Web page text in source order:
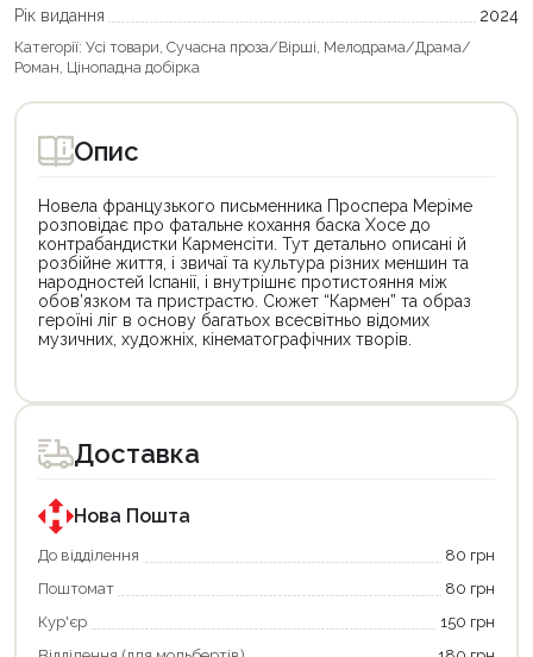
Рік видання
2024
Категорії: Усі товари, Сучасна проза/Вірші, Мелодрама/Драма/
Роман, Цінопадна добірка
Опис
Новела французького письменника Проспера Меріме
розповідає про фатальне кохання баска Хосе до
контрабандистки Карменсіти. Тут детально описані й
розбійне життя, і звичаї та культура різних меншин та
народностей Іспанії, і внутрішнє протистояння між
обов’язком та пристрастю. Сюжет “Кармен” та образ
героїні ліг в основу багатьох всесвітньо відомих
музичних, художніх, кінематографічних творів.
товар
для
покупки
державною
програмою
єКнига.
Використовуйте
карту
щоб
зекономити
товар
для
покупки
державною
програмою
«Національний
кешбек».
покупку
«Національний
кешбек»
Доставка
Нова Пошта
До відділення
80 грн
Поштомат
80 грн
Кур'єр
150 грн